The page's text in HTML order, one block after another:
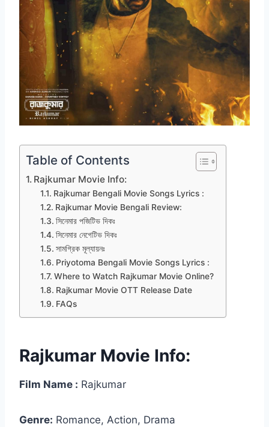
Table of Contents
Rajkumar Movie Info:
Rajkumar Bengali Movie Songs Lyrics :
Rajkumar Movie Bengali Review:
সিনেমার পজিটিভ দিকঃ
সিনেমার নেগেটিভ দিকঃ
সামগ্রিক মূল্যায়নঃ
Priyotoma Bengali Movie Songs Lyrics :
Where to Watch Rajkumar Movie Online?
Rajkumar Movie OTT Release Date
FAQs
Rajkumar Movie Info:
Film Name : Rajkumar
Genre: Romance, Action, Drama